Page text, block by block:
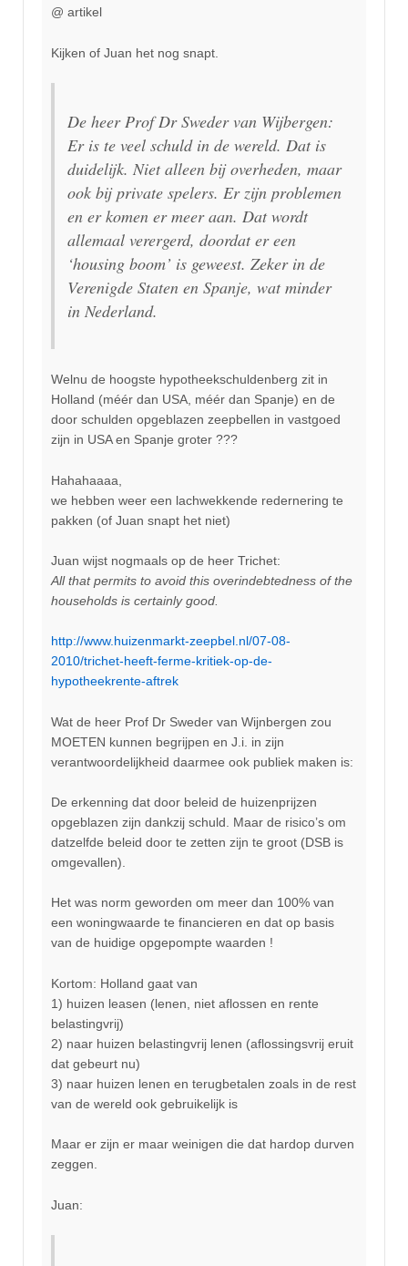
@ artikel
Kijken of Juan het nog snapt.
De heer Prof Dr Sweder van Wijbergen:
Er is te veel schuld in de wereld. Dat is
duidelijk. Niet alleen bij overheden, maar
ook bij private spelers. Er zijn problemen
en er komen er meer aan. Dat wordt
allemaal verergerd, doordat er een
‘housing boom’ is geweest. Zeker in de
Verenigde Staten en Spanje, wat minder
in Nederland.
Welnu de hoogste hypotheekschuldenberg zit in
Holland (méér dan USA, méér dan Spanje) en de
door schulden opgeblazen zeepbellen in vastgoed
zijn in USA en Spanje groter ???
Hahahaaaa,
we hebben weer een lachwekkende redernering te
pakken (of Juan snapt het niet)
Juan wijst nogmaals op de heer Trichet:
All that permits to avoid this overindebtedness of the
households is certainly good.
http://www.huizenmarkt-zeepbel.nl/07-08-
2010/trichet-heeft-ferme-kritiek-op-de-
hypotheekrente-aftrek
Wat de heer Prof Dr Sweder van Wijnbergen zou
MOETEN kunnen begrijpen en J.i. in zijn
verantwoordelijkheid daarmee ook publiek maken is:
De erkenning dat door beleid de huizenprijzen
opgeblazen zijn dankzij schuld. Maar de risico’s om
datzelfde beleid door te zetten zijn te groot (DSB is
omgevallen).
Het was norm geworden om meer dan 100% van
een woningwaarde te financieren en dat op basis
van de huidige opgepompte waarden !
Kortom: Holland gaat van
1) huizen leasen (lenen, niet aflossen en rente
belastingvrij)
2) naar huizen belastingvrij lenen (aflossingsvrij eruit
dat gebeurt nu)
3) naar huizen lenen en terugbetalen zoals in de rest
van de wereld ook gebruikelijk is
Maar er zijn er maar weinigen die dat hardop durven
zeggen.
Juan: